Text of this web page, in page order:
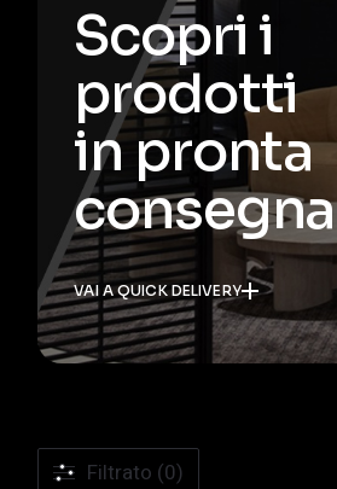
Scopri i
prodotti
in pronta
consegna
VAI A QUICK DELIVERY
Filtrato (0)